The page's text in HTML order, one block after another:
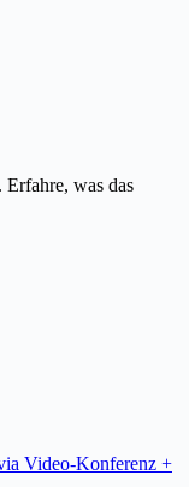
was das
Video-Konferenz +